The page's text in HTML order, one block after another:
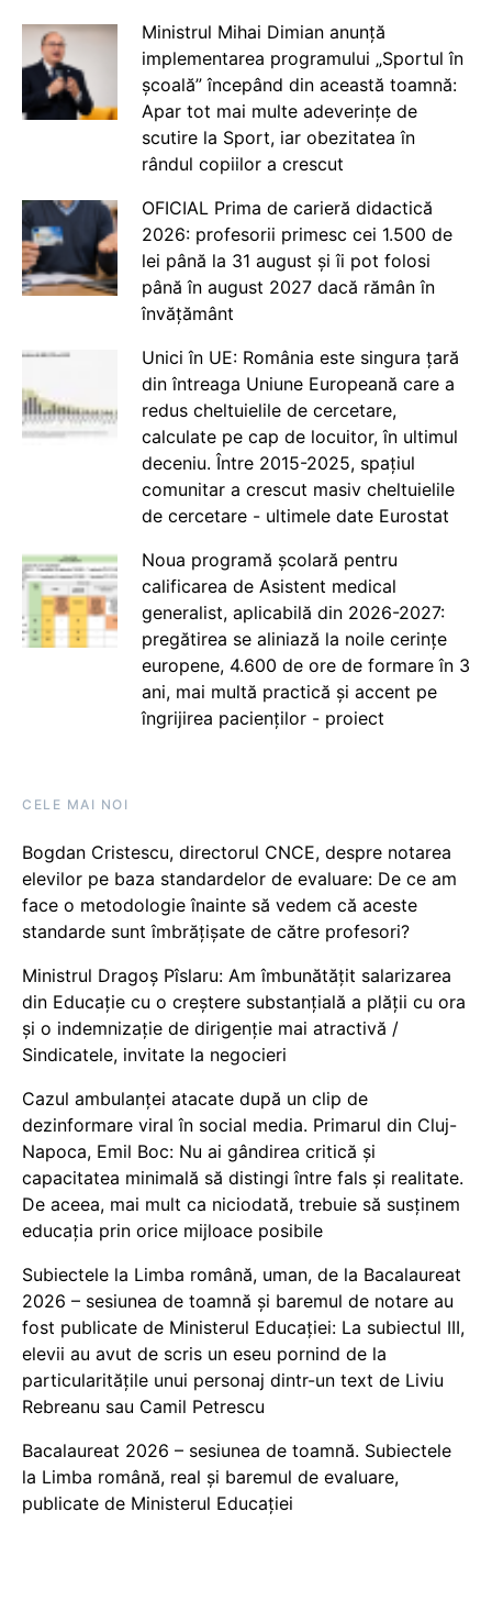
Ministrul Mihai Dimian anunță
implementarea programului „Sportul în
școală” începând din această toamnă:
Apar tot mai multe adeverințe de
scutire la Sport, iar obezitatea în
rândul copiilor a crescut
OFICIAL Prima de carieră didactică
2026: profesorii primesc cei 1.500 de
lei până la 31 august și îi pot folosi
până în august 2027 dacă rămân în
învățământ
Unici în UE: România este singura țară
din întreaga Uniune Europeană care a
redus cheltuielile de cercetare,
calculate pe cap de locuitor, în ultimul
deceniu. Între 2015-2025, spațiul
comunitar a crescut masiv cheltuielile
de cercetare - ultimele date Eurostat
Noua programă școlară pentru
calificarea de Asistent medical
generalist, aplicabilă din 2026-2027:
pregătirea se aliniază la noile cerințe
europene, 4.600 de ore de formare în 3
ani, mai multă practică și accent pe
îngrijirea pacienților - proiect
CELE MAI NOI
Bogdan Cristescu, directorul CNCE, despre notarea
elevilor pe baza standardelor de evaluare: De ce am
face o metodologie înainte să vedem că aceste
standarde sunt îmbrățișate de către profesori?
Ministrul Dragoș Pîslaru: Am îmbunătățit salarizarea
din Educație cu o creștere substanțială a plății cu ora
și o indemnizație de dirigenție mai atractivă /
Sindicatele, invitate la negocieri
Cazul ambulanței atacate după un clip de
dezinformare viral în social media. Primarul din Cluj-
Napoca, Emil Boc: Nu ai gândirea critică și
capacitatea minimală să distingi între fals și realitate.
De aceea, mai mult ca niciodată, trebuie să susținem
educația prin orice mijloace posibile
Subiectele la Limba română, uman, de la Bacalaureat
2026 – sesiunea de toamnă și baremul de notare au
fost publicate de Ministerul Educației: La subiectul III,
elevii au avut de scris un eseu pornind de la
particularitățile unui personaj dintr-un text de Liviu
Rebreanu sau Camil Petrescu
Bacalaureat 2026 – sesiunea de toamnă. Subiectele
la Limba română, real și baremul de evaluare,
publicate de Ministerul Educației